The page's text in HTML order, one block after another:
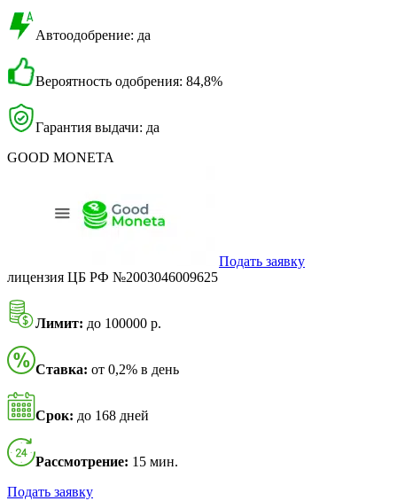
Автоодобрение: да
Вероятность одобрения: 84,8%
Гарантия выдачи: да
GOOD MONETA
Подать заявку
лицензия ЦБ РФ №2003046009625
Лимит: до 100000 р.
Ставка: от 0,2% в день
Срок: до 168 дней
Рассмотрение: 15 мин.
Подать заявку